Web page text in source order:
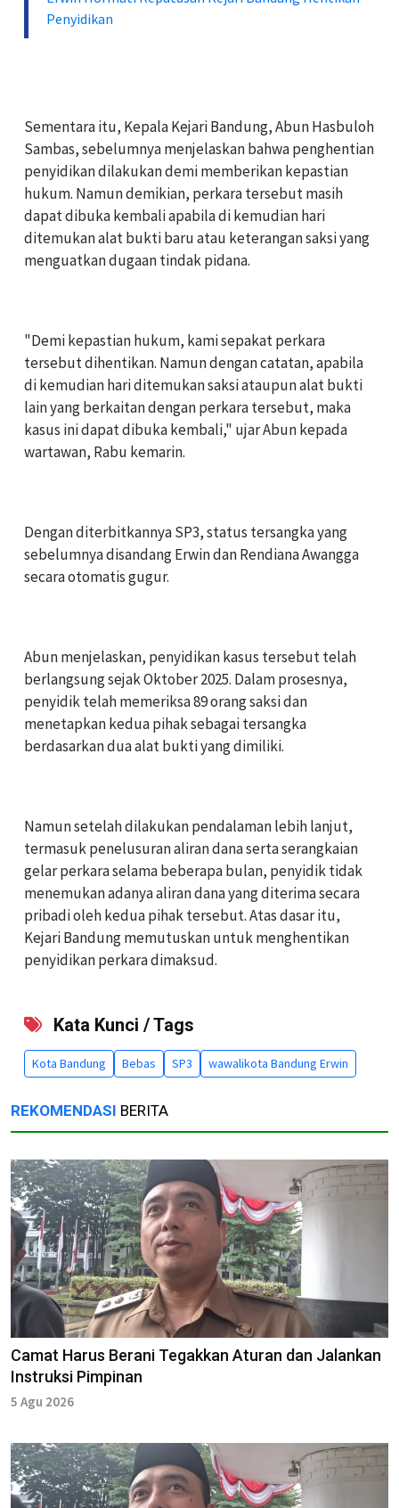
Penyidikan
‎Sementara itu, Kepala Kejari Bandung, Abun Hasbuloh
Sambas, sebelumnya menjelaskan bahwa penghentian
penyidikan dilakukan demi memberikan kepastian
hukum. Namun demikian, perkara tersebut masih
dapat dibuka kembali apabila di kemudian hari
ditemukan alat bukti baru atau keterangan saksi yang
menguatkan dugaan tindak pidana.
‎"Demi kepastian hukum, kami sepakat perkara
tersebut dihentikan. Namun dengan catatan, apabila
di kemudian hari ditemukan saksi ataupun alat bukti
lain yang berkaitan dengan perkara tersebut, maka
kasus ini dapat dibuka kembali," ujar Abun kepada
wartawan, Rabu kemarin.
‎Dengan diterbitkannya SP3, status tersangka yang
sebelumnya disandang Erwin dan Rendiana Awangga
secara otomatis gugur.
‎Abun menjelaskan, penyidikan kasus tersebut telah
berlangsung sejak Oktober 2025. Dalam prosesnya,
penyidik telah memeriksa 89 orang saksi dan
menetapkan kedua pihak sebagai tersangka
berdasarkan dua alat bukti yang dimiliki.
‎Namun setelah dilakukan pendalaman lebih lanjut,
termasuk penelusuran aliran dana serta serangkaian
gelar perkara selama beberapa bulan, penyidik tidak
menemukan adanya aliran dana yang diterima secara
pribadi oleh kedua pihak tersebut. Atas dasar itu,
Kejari Bandung memutuskan untuk menghentikan
penyidikan perkara dimaksud.
Kata Kunci / Tags
Kota Bandung Bebas SP3 wawalikota Bandung Erwin
REKOMENDASI BERITA
Camat Harus Berani Tegakkan Aturan dan Jalankan
Instruksi Pimpinan
5 Agu 2026